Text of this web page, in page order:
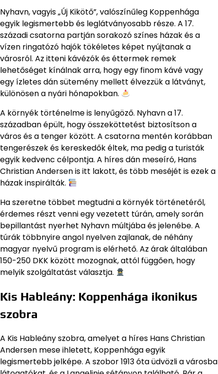
Nyhavn, vagyis „Új Kikötő”, valószínűleg Koppenhága
egyik legismertebb és leglátványosabb része. A 17.
századi csatorna partján sorakozó színes házak és a
vízen ringatózó hajók tökéletes képet nyújtanak a
városról. Az itteni kávézók és éttermek remek
lehetőséget kínálnak arra, hogy egy finom kávé vagy
egy ízletes dán sütemény mellett élvezzük a látványt,
különösen a nyári hónapokban.
A környék történelme is lenyűgöző. Nyhavn a 17.
században épült, hogy összeköttetést biztosítson a
város és a tenger között. A csatorna mentén korábban
tengerészek és kereskedők éltek, ma pedig a turisták
egyik kedvenc célpontja. A híres dán meseíró, Hans
Christian Andersen is itt lakott, és több meséjét is ezek a
házak inspirálták.
Ha szeretne többet megtudni a környék történetéről,
érdemes részt venni egy vezetett túrán, amely során
bepillantást nyerhet Nyhavn múltjába és jelenébe. A
túrák többnyire angol nyelven zajlanak, de néhány
magyar nyelvű program is elérhető. Az árak általában
150-250 DKK között mozognak, attól függően, hogy
melyik szolgáltatást választja.
Kis Hableány: Koppenhága ikonikus
szobra
A Kis Hableány szobra, amelyet a híres Hans Christian
Andersen mese ihletett, Koppenhága egyik
legismertebb jelképe. A szobor 1913 óta üdvözli a városba